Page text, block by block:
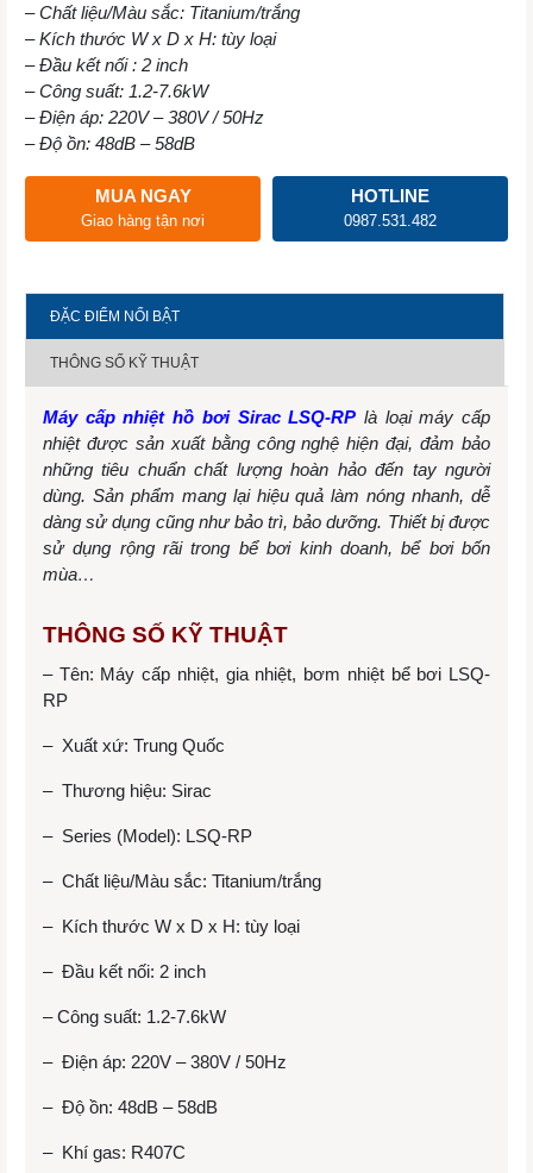
– Chất liệu/Màu sắc: Titanium/trắng
– Kích thước W x D x H: tùy loại
– Đầu kết nối : 2 inch
– Công suất: 1.2-7.6kW
– Điện áp: 220V – 380V / 50Hz
– Độ ồn: 48dB – 58dB
MUA NGAY
Giao hàng tận nơi
HOTLINE
0987.531.482
ĐẶC ĐIỂM NỔI BẬT
THÔNG SỐ KỸ THUẬT
Máy cấp nhiệt hồ bơi Sirac LSQ-RP là loại máy cấp
nhiệt được sản xuất bằng công nghệ hiện đại, đảm bảo
những tiêu chuẩn chất lượng hoàn hảo đến tay người
dùng. Sản phẩm mang lại hiệu quả làm nóng nhanh, dễ
dàng sử dụng cũng như bảo trì, bảo dưỡng. Thiết bị được
sử dụng rộng rãi trong bể bơi kinh doanh, bể bơi bốn
mùa…
THÔNG SỐ KỸ THUẬT
– Tên: Máy cấp nhiệt, gia nhiệt, bơm nhiệt bể bơi LSQ-
RP
– Xuất xứ: Trung Quốc
– Thương hiệu: Sirac
– Series (Model): LSQ-RP
– Chất liệu/Màu sắc: Titanium/trắng
– Kích thước W x D x H: tùy loại
– Đầu kết nối: 2 inch
– Công suất: 1.2-7.6kW
– Điện áp: 220V – 380V / 50Hz
– Độ ồn: 48dB – 58dB
– Khí gas: R407C